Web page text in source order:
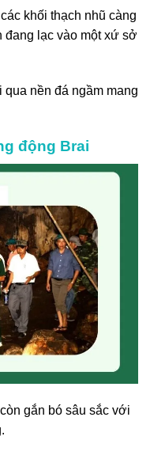
khối thạch nhũ càng
đang lạc vào một xứ sở
nền đá ngầm mang
động Brai
gắn bó sâu sắc với